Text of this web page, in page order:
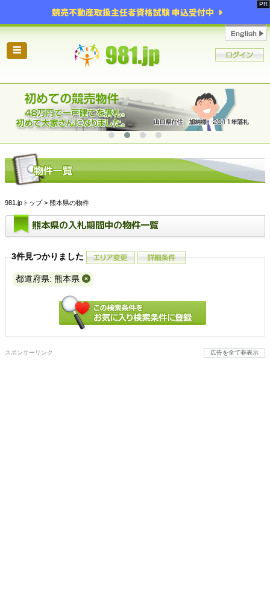
競売不動産取扱主任者資格試験 申込受付中
☰
981.jpトップ> 熊本県の物件
熊本県の入札期間中の物件一覧
3件見つかりました
都道府県: 熊本県
スポンサーリンク 広告を全て非表示